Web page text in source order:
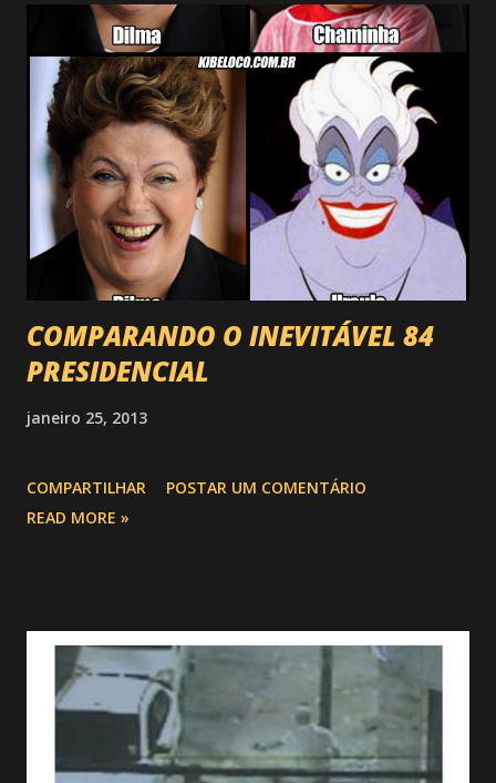
COMPARANDO O INEVITÁVEL 84
PRESIDENCIAL
janeiro 25, 2013
COMPARTILHAR
POSTAR UM COMENTÁRIO
READ MORE »